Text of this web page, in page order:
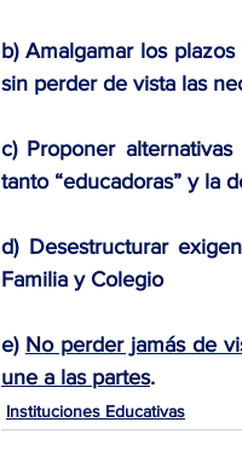
b) Amalgamar los
sin perder de vista las
c) Proponer
tanto “educadoras” y la
d) Desestructurar
Familia y Colegio
e) No perder jamás de
une a las partes.
Instituciones Educativas